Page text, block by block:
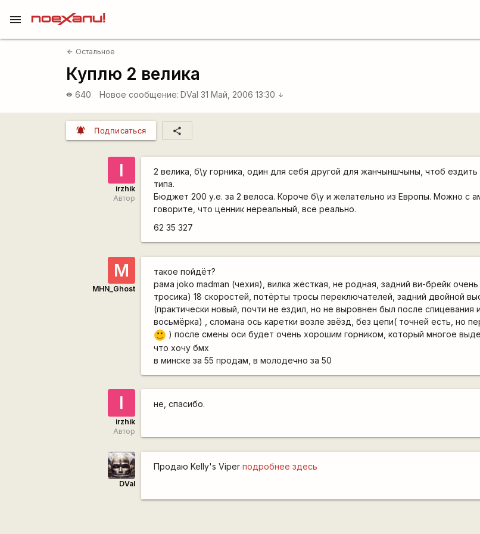
menu
arrow_back Остальное
Куплю 2 велика
visibility 640 Новое сообщение: DVal 31 Май, 2006 13:30 arrow_downward
notifications_active Подписаться share
I
irzhik
Автор
2 велика, б\у горника, один для себя другой для жанчыншчыны, чтоб ездить
типа.
Бюджет 200 у.е. за 2 велоса. Короче б\у и желательно из Европы. Можно с
говорите, что ценник нереальный, все реально.
62 35 327
M
MHN_Ghost
такое пойдёт?
рама joko madman (чехия), вилка жёсткая, не родная, задний ви-брейк
тросика) 18 скоростей, потёрты тросы переключателей, задний двойной
(практически новый, почти не ездил, но не выровнен был после спицевания
восьмёрка) , сломана ось каретки возле звёзд, без цепи( точней есть, но
:)
) после смены оси будет очень хорошим горником, который многое
что хочу бмх
в минске за 55 продам, в молодечно за 50
I
irzhik
Автор
не, спасибо.
DVal
Продаю Kelly's Viperподробнее здесь